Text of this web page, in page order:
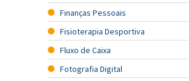
Finanças Pessoais
Fisioterapia Desportiva
Fluxo de Caixa
Fotografia Digital